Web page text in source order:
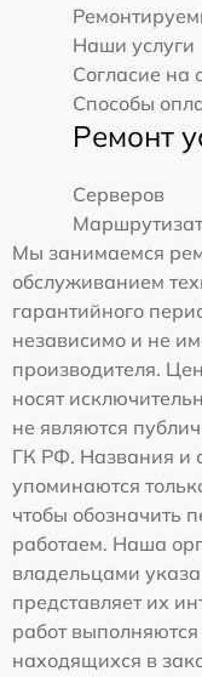
Наши услуги
Согласие на
Способы
Ремонт
Серверов
Мы занимаемся
обслуживанием
гарантийного
независимо и не
производителя.
носят
не являются
ГК РФ. Названия и
упоминаются
чтобы обозначить
работаем. Наша
владельцами
представляет их
работ
находящихся в